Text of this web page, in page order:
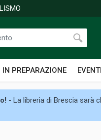
IN PREPARAZIONE EVENTI
- La libreria di Brescia sarà